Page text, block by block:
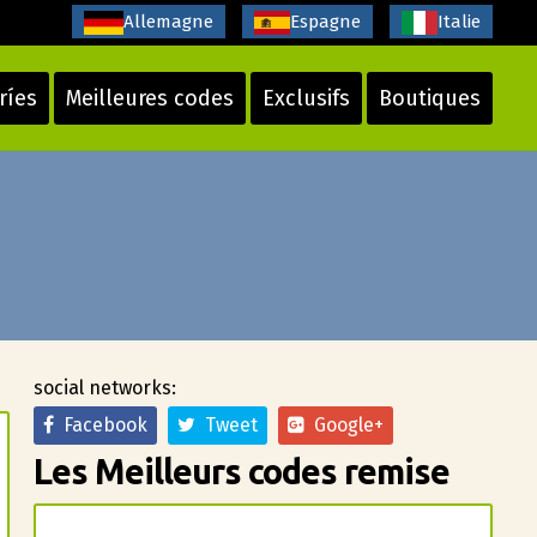
Meilleures codes Exclusifs Boutiques
Allemagne Espagne Italie
social networks:
Facebook
Tweet Google+
Les Meilleurs codes remise